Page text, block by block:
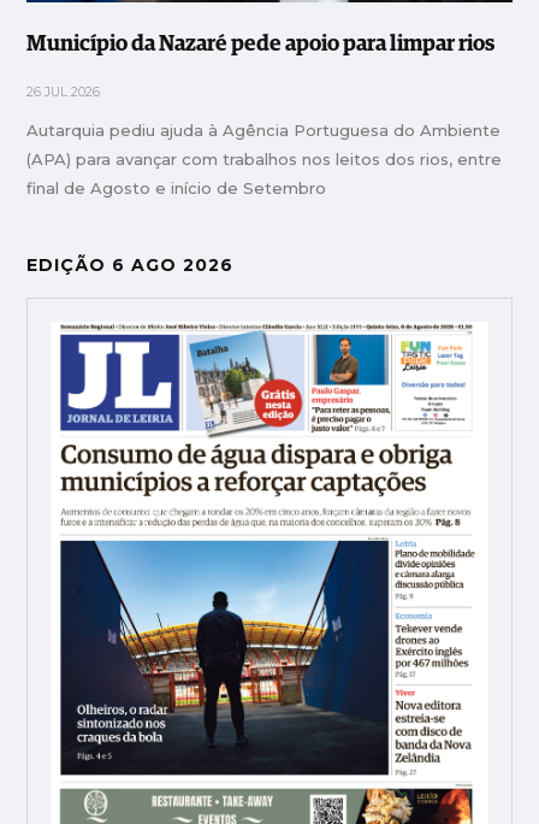
Município da Nazaré pede apoio para limpar rios
26 JUL 2026
Autarquia pediu ajuda à Agência Portuguesa do Ambiente
(APA) para avançar com trabalhos nos leitos dos rios, entre
final de Agosto e início de Setembro
EDIÇÃO 6 AGO 2026